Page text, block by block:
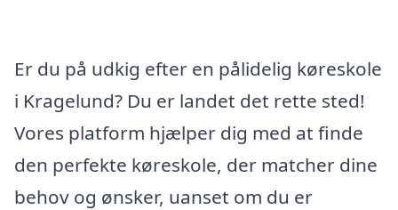
Er du på udkig efter en pålidelig køreskole
i Kragelund? Du er landet det rette sted!
Vores platform hjælper dig med at finde
den perfekte køreskole, der matcher dine
behov og ønsker, uanset om du er